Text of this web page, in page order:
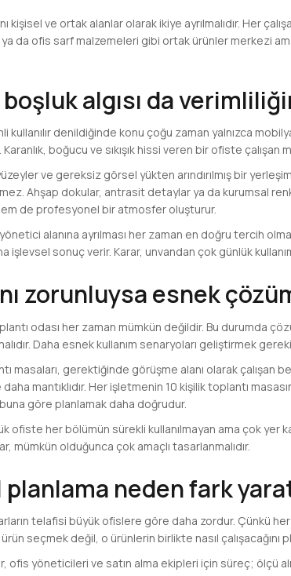
kişisel ve ortak alanlar olarak ikiye ayrılmalıdır. Her
ya da ofis sarf malzemeleri gibi ortak ürünler merkezi
algısı da
kullanılır denildiğinde konu çoğu zaman yalnızca
boğucu ve sıkışık hissi veren bir ofiste
yüzeyler ve gereksiz görsel yükten arındırılmış bir
Ahşap dokular, antrasit detaylar ya da kurumsal
de profesyonel bir atmosfer oluşturur.
alanına ayrılması her zaman en doğru tercih
işlevsel sonuç verir. Karar, unvandan çok günlük
zorunluysa esnek
odası her zaman mümkün değildir. Bu durumda
Daha esnek kullanım senaryoları geliştirmek
masaları, gerektiğinde görüşme alanı olarak çalışan
mantıklıdır. Her işletmenin 10 kişilik toplantı
buna göre planlamak daha doğrudur.
ofiste her bölümün sürekli kullanılmayan ama çok yer
mümkün olduğunca çok amaçlı tasarlanmalıdır.
neden fark
telafisi büyük ofislere göre daha zordur. Çünkü
ürün seçmek değil, o ürünlerin birlikte nasıl çalışacağını
ofis yöneticileri ve satın alma ekipleri için süreç; ölçü